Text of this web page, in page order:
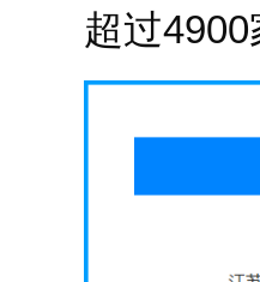
超过